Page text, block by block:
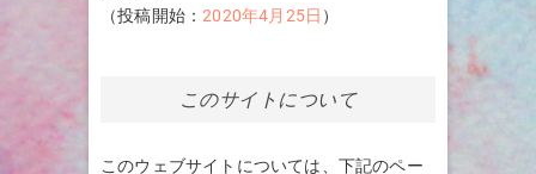
（投稿開始：2020年4月25日 ）
このサイトについて
このウェブサイトについては、下記のペー